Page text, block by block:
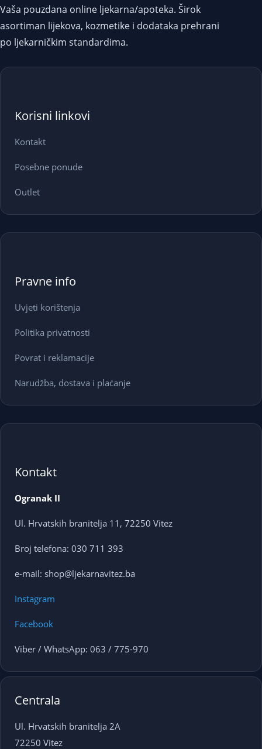
Vaša pouzdana online ljekarna/apoteka. Širok
asortiman lijekova, kozmetike i dodataka prehrani
po ljekarničkim standardima.
Korisni linkovi
Kontakt
Posebne ponude
Outlet
Pravne info
Uvjeti korištenja
Politika privatnosti
Povrat i reklamacije
Narudžba, dostava i plaćanje
Kontakt
Ogranak II
Ul. Hrvatskih branitelja 11, 72250 Vitez
Broj telefona: 030 711 393
e-mail: shop@ljekarnavitez.ba
Instagram
Facebook
Viber / WhatsApp: 063 / 775-970
Centrala
Ul. Hrvatskih branitelja 2A
72250 Vitez